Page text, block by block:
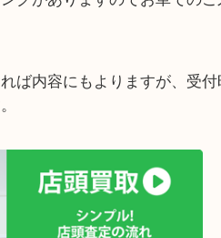
で使わなくなったお品物を
ットで高価買取り！
ングがありますのでお車